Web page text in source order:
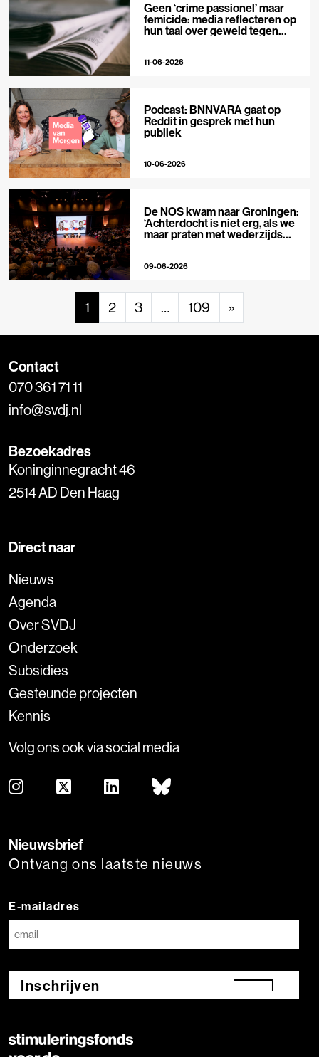
Geen ‘crime passionel’ maar
femicide: media reflecteren op
hun taal over geweld tegen
11-06-2026
Podcast: BNNVARA gaat op
Reddit in gesprek met hun
publiek
10-06-2026
De NOS kwam naar Groningen:
‘Achterdocht is niet erg, als we
maar praten met wederzijds
09-06-2026
1 2 3 … 109 »
Contact
070 361 71 11
info@svdj.nl
Bezoekadres
Koninginnegracht 46
2514 AD Den Haag
Direct naar
Nieuws
Agenda
Over SVDJ
Onderzoek
Subsidies
Gesteunde projecten
Kennis
Volg ons ook via social media
Nieuwsbrief
Ontvang ons laatste nieuws
E-mailadres
Inschrijven